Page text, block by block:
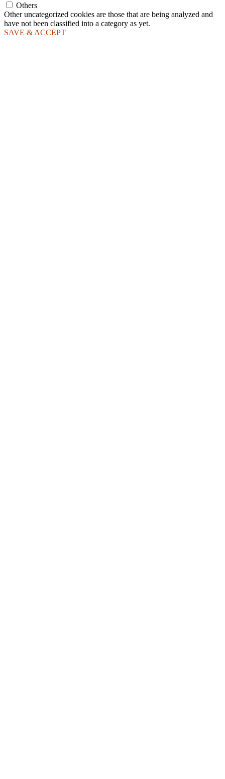
Others
Other uncategorized cookies are those that are being analyzed and
have not been classified into a category as yet.
SAVE & ACCEPT